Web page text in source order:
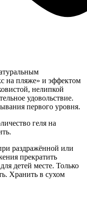
на пляже» и эффектом
нелипкой
удовольствие.
первого уровня.
геля на
раздражённой или
прекратить
детей месте. Только
Хранить в сухом